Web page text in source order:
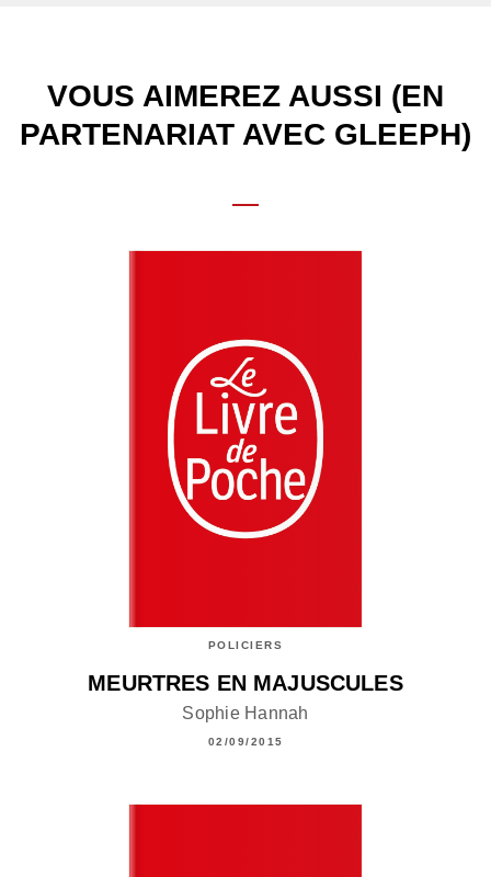
VOUS AIMEREZ AUSSI (EN
PARTENARIAT AVEC GLEEPH)
POLICIERS
MEURTRES EN MAJUSCULES
Sophie Hannah
02/09/2015